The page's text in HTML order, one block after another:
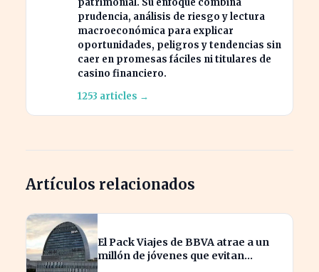
patrimonial. Su enfoque combina
prudencia, análisis de riesgo y lectura
macroeconómica para explicar
oportunidades, peligros y tendencias sin
caer en promesas fáciles ni titulares de
casino financiero.
1253 articles →
Artículos relacionados
El Pack Viajes de BBVA atrae a un
millón de jóvenes que evitan